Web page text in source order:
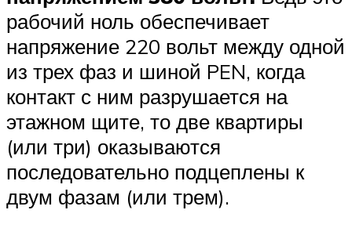
рабочий ноль обеспечивает
напряжение 220 вольт между одной
из трех фаз и шиной PEN, когда
контакт с ним разрушается на
этажном щите, то две квартиры
(или три) оказываются
последовательно подцеплены к
двум фазам (или трем).